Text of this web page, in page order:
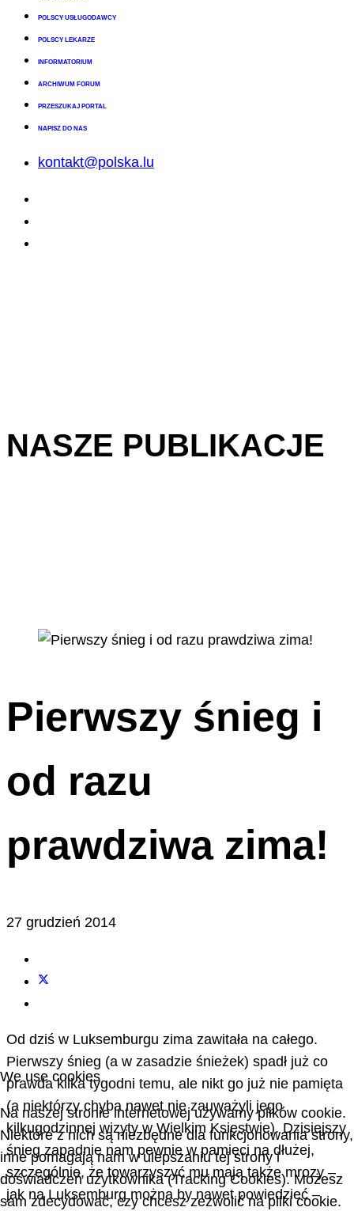
POLSCY USŁUGODAWCY
POLSCY LEKARZE
INFORMATORIUM
ARCHIWUM FORUM
PRZESZUKAJ PORTAL
NAPISZ DO NAS
kontakt@polska.lu
NASZE PUBLIKACJE
Pierwszy śnieg i
od razu
prawdziwa zima!
27 grudzień 2014
Od dziś w Luksemburgu zima zawitała na całego.
Pierwszy śnieg (a w zasadzie śnieżek) spadł już co
prawda kilka tygodni temu, ale nikt go już nie pamięta
(a niektórzy chyba nawet nie zauważyli jego
kilkugodzinnej wizyty w Wielkim Księstwie). Dzisiejszy
śnieg zapadnie nam pewnie w pamięci na dłużej,
szczególnie, że towarzyszyć mu mają także mrozy –
jak na Luksemburg można by nawet powiedzieć –
We use cookies
Na naszej stronie internetowej używamy plików cookie.
Niektóre z nich są niezbędne dla funkcjonowania strony,
inne pomagają nam w ulepszaniu tej strony i
doświadczeń użytkownika (Tracking Cookies). Możesz
sam zdecydować, czy chcesz zezwolić na pliki cookie.